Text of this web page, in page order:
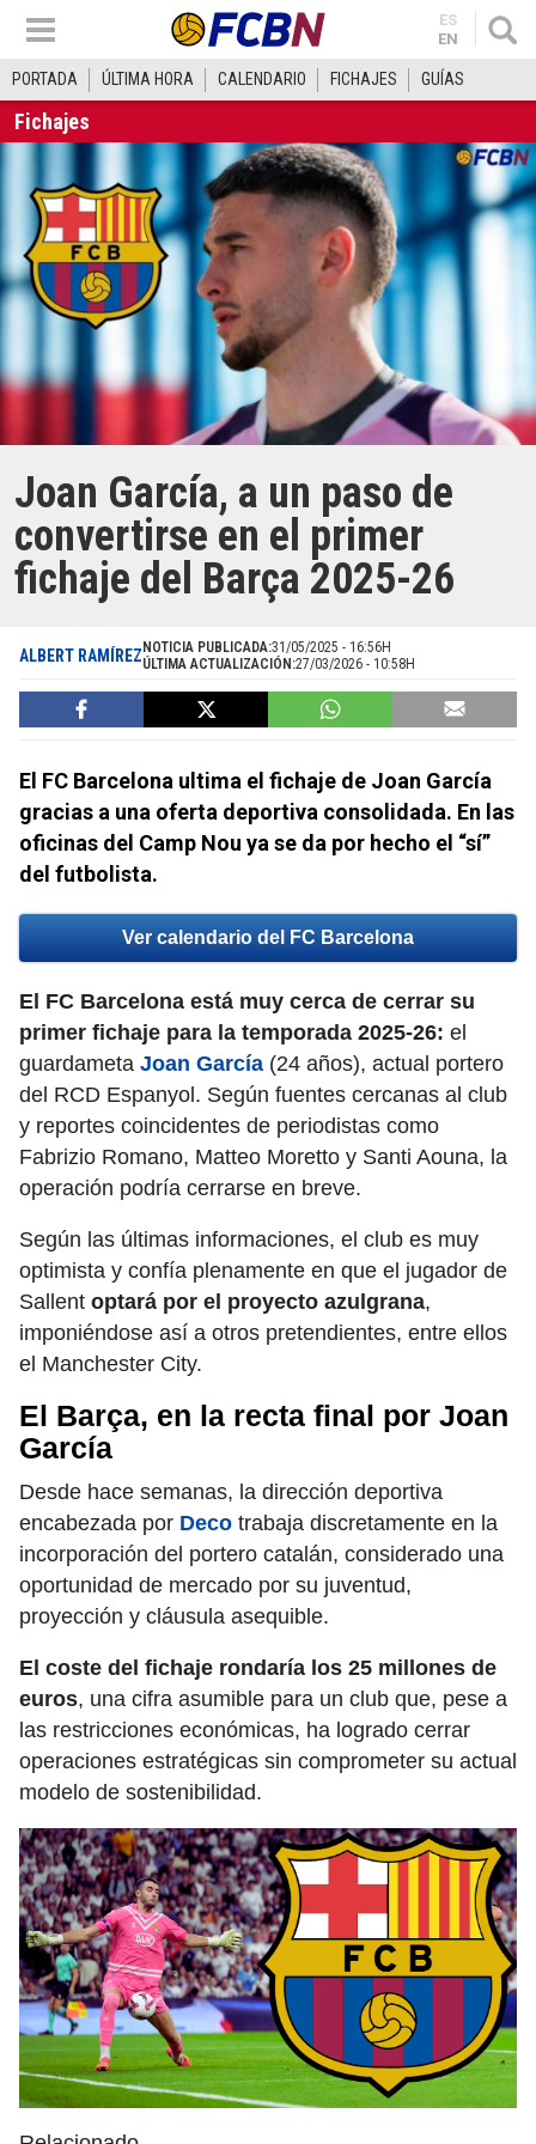
ES
EN
PORTADA ÚLTIMA HORA CALENDARIO FICHAJES GUÍAS
Fichajes
Joan García, a un paso de
convertirse en el primer
fichaje del Barça 2025-26
ALBERT RAMÍREZ NOTICIA PUBLICADA:31/05/2025 - 16:56H
ÚLTIMA ACTUALIZACIÓN:27/03/2026 - 10:58H
El FC Barcelona ultima el fichaje de Joan García
gracias a una oferta deportiva consolidada. En las
oficinas del Camp Nou ya se da por hecho el “sí”
del futbolista.
Ver calendario del FC Barcelona
El FC Barcelona está muy cerca de cerrar su
primer fichaje para la temporada 2025-26: el
guardameta Joan García (24 años), actual portero
del RCD Espanyol. Según fuentes cercanas al club
y reportes coincidentes de periodistas como
Fabrizio Romano, Matteo Moretto y Santi Aouna, la
operación podría cerrarse en breve.
Según las últimas informaciones, el club es muy
optimista y confía plenamente en que el jugador de
Sallent optará por el proyecto azulgrana,
imponiéndose así a otros pretendientes, entre ellos
el Manchester City.
El Barça, en la recta final por Joan
García
Desde hace semanas, la dirección deportiva
encabezada por Deco trabaja discretamente en la
incorporación del portero catalán, considerado una
oportunidad de mercado por su juventud,
proyección y cláusula asequible.
El coste del fichaje rondaría los 25 millones de
euros, una cifra asumible para un club que, pese a
las restricciones económicas, ha logrado cerrar
operaciones estratégicas sin comprometer su actual
modelo de sostenibilidad.